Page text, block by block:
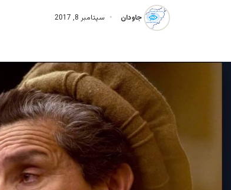
جاودان سپتامبر 8, 2017